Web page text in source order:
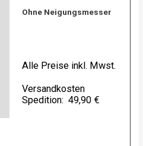
Ohne Neigungsmesser
Alle Preise inkl. Mwst.
Versandkosten
Spedition: 49,90 €